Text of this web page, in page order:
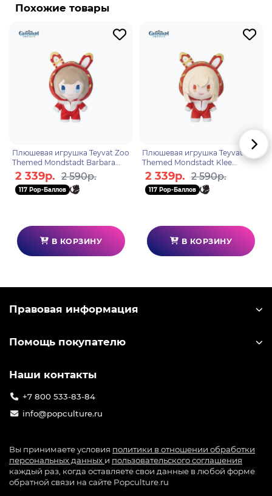
Наездник Рыцарей Фавония, она всегда готова
простое или, возможно, более сложная задача. Ее
можно получить бесплатно в квесте Архонта
"Рыцарь верхом на ветре" в прологе: Акт I -
Чужеземец, поймавший ветер.
Похожие товары
Плюшевая игрушка Teyvat Zoo
Themed Mondstadt Barbara
6975628246014
2 339р. 2 590р.
117 Pop-Баллов
В КОРЗИНУ
Плюшевая игрушка Teyvat Zoo
Themed Mondstadt Klee
6975628246052
2 339р. 2 590р.
117 Pop-Баллов
В КОРЗИНУ
Правовая информация
Помощь покупателю
Наши контакты
+7 800 533-83-84
info@popculture.ru
Вы принимаете условия политики в отношении обработки
персональных данных и пользовательского соглашения
каждый раз, когда оставляете свои данные в любой форме
обратной связи на сайте Popculture.ru